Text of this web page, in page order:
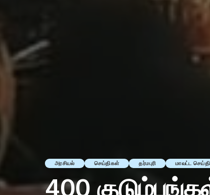
அரசியல் செய்திகள் தர்மபுரி மாவட்ட
400